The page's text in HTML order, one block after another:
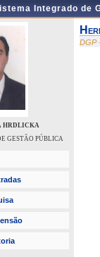
Integrado de
HRDLICKA
GESTÃO PÚBLICA
DGP